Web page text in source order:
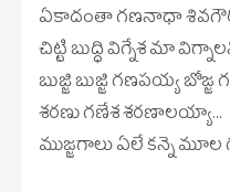
ఏకాదంతా గణనాధా
చిట్టి బుద్ధి విగ్నేశ మా
బుజ్జి బుజ్జి గణపయ్య
శరణు గణేశ శరణాలయ్యా...
ముజ్జగాలు ఏలే కన్నె